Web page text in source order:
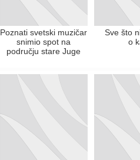
Poznati svetski muzičar
snimio spot na
području stare Juge
Sve što
o